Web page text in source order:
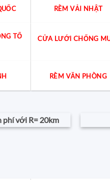
RÈM VẢI NHẬT
TỔ
CỬA LƯỚI CHỐNG
RÈM VĂN PHÒNG
phí với R= 20km